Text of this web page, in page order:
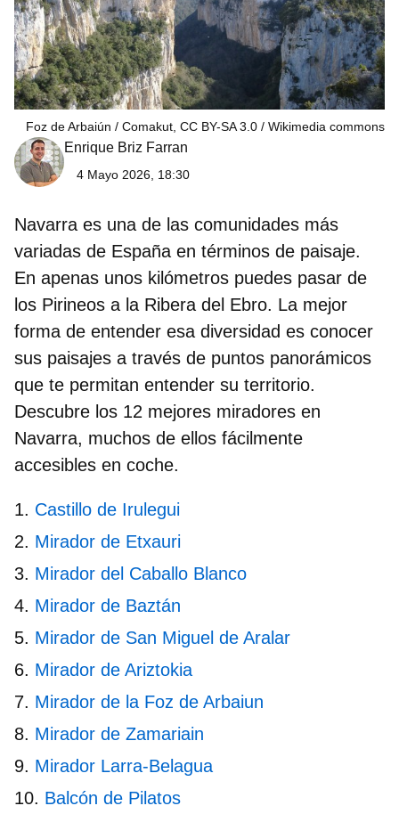
Foz de Arbaiún / Comakut, CC BY-SA 3.0 Wikimedia commons
Enrique Briz Farran
4 Mayo 2026, 18:30
Navarra es una de las comunidades más
variadas de España en términos de paisaje.
En apenas unos kilómetros puedes pasar de
los Pirineos a la Ribera del Ebro. La mejor
forma de entender esa diversidad es conocer
sus paisajes a través de puntos panorámicos
que te permitan entender su territorio.
Descubre los 12 mejores miradores en
Navarra, muchos de ellos fácilmente
accesibles en coche.
Castillo de Irulegui
Mirador de Etxauri
Mirador del Caballo Blanco
Mirador de Baztán
Mirador de San Miguel de Aralar
Mirador de Ariztokia
Mirador de la Foz de Arbaiun
Mirador de Zamariain
Mirador Larra-Belagua
Balcón de Pilatos